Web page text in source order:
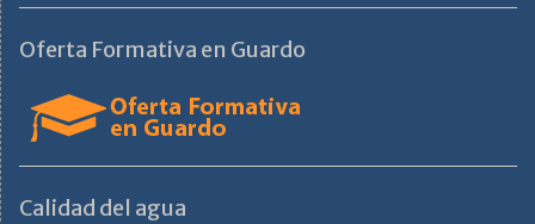
Oferta Formativa en Guardo
Calidad del agua